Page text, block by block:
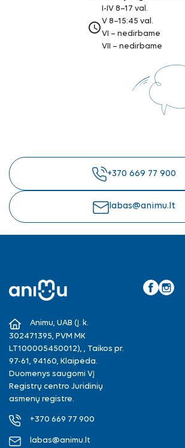
access_time
I-IV 8–17 val.
V 8–15:45 val.
VI – nedirbame
VII – nedirbame
+370 669 77 900
labas@animu.lt
Animu, UAB (Į. k.
302471395, PVM MK
LT100005450012), , Taikos pr.
97-61, 94160, Klaipėda.
Duomenys saugomi VĮ
Registrų centro Juridinių
asmenų registre.
+370 669 77 900
labas@animu.lt